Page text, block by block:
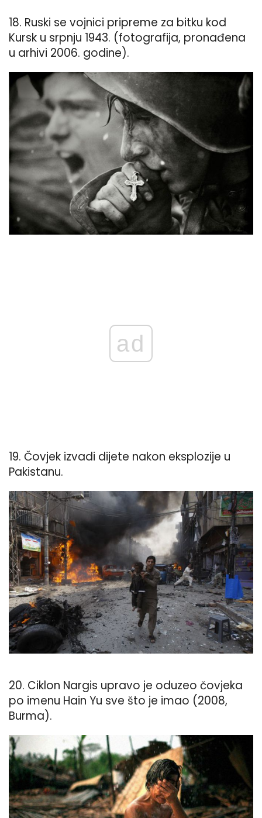
18. Ruski se vojnici pripreme za bitku kod
Kursk u srpnju 1943. (fotografija, pronađena
u arhivi 2006. godine).
ad
19. Čovjek izvadi dijete nakon eksplozije u
Pakistanu.
20. Ciklon Nargis upravo je oduzeo čovjeka
po imenu Hain Yu sve što je imao (2008,
Burma).